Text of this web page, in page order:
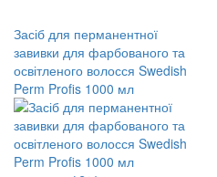
Засіб для перманентної
завивки для фарбованого та
освітленого волосся Swedish
Perm Profis 1000 мл